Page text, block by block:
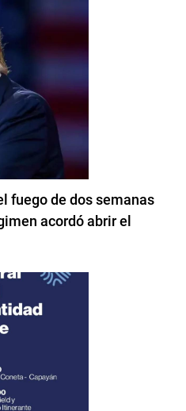
fuego de dos semanas
acordó abrir el